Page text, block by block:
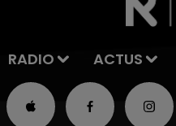
RADIO ACTUS